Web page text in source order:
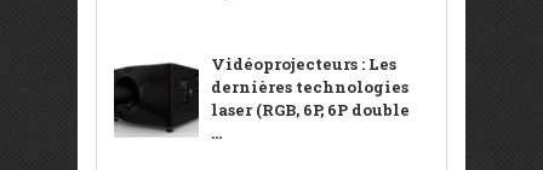
Vidéoprojecteurs : Les
dernières technologies
laser (RGB, 6P, 6P double
...